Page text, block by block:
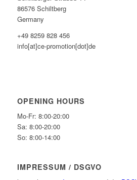
86576 Schiltberg
Germany
+49 8259 828 456
info[at]ce-promotion[dot]de
OPENING HOURS
Mo-Fr: 8:00-20:00
Sa: 8:00-20:00
So: 8:00-14:00
IMPRESSUM / DSGVO